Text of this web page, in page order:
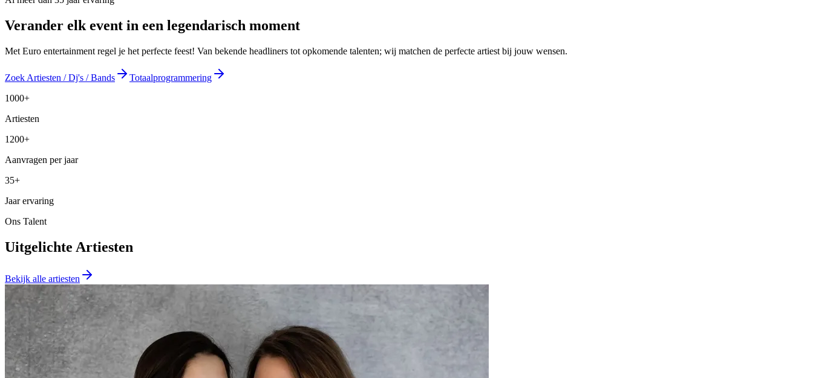
Verander elk event in een legendarisch moment
Met Euro entertainment regel je het perfecte feest! Van bekende headliners tot opkomende talenten; wij matchen de perfecte artiest bij jouw wensen.
Zoek Artiesten / Dj's / Bands
Totaalprogrammering
1000+
Artiesten
1200+
Aanvragen per jaar
35+
Jaar ervaring
Ons Talent
Uitgelichte Artiesten
Bekijk alle artiesten